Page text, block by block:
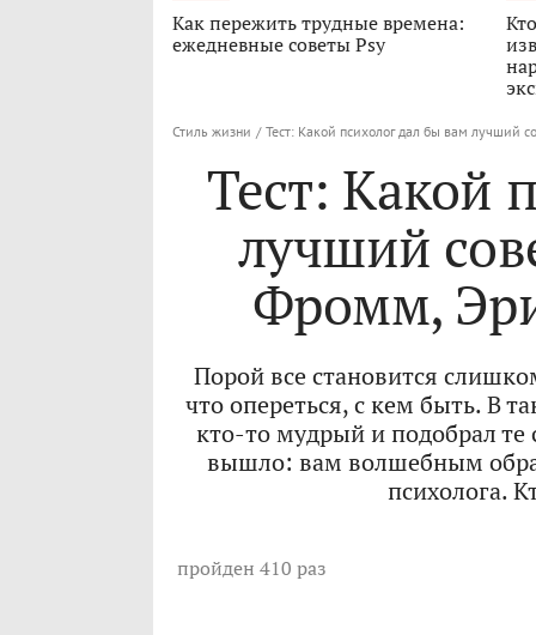
Как пережить трудные времена:
ежедневные советы Psy
Стиль жизни / Тест: Какой психолог дал бы вам лучший
Тест: Какой
лучший
Фромм,
Порой все становится
что опереться, с кем быть. В
кто-то мудрый и подобрал те
вышло: вам волшебным
психолога.
пройден 410 раз